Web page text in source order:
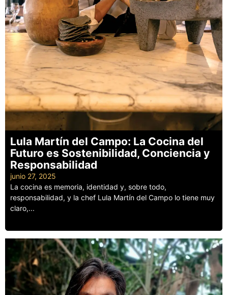
Lula Martín del Campo: La Cocina del
Futuro es Sostenibilidad, Conciencia y
Responsabilidad
junio 27, 2025
La cocina es memoria, identidad y, sobre todo,
responsabilidad, y la chef Lula Martín del Campo lo tiene muy
claro,...